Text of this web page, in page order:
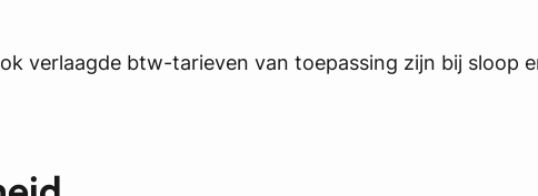
verlaagde btw-tarieven van toepassing zijn bij sloop